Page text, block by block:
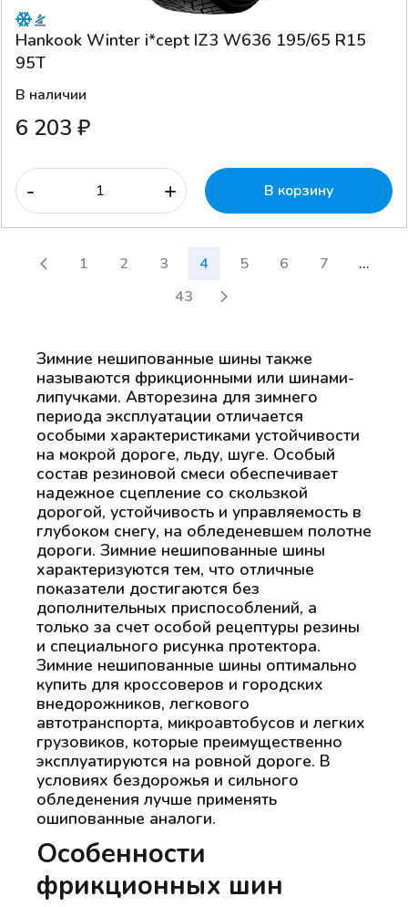
Hankook Winter i*cept IZ3 W636 195/65 R15
95T
В наличии
6 203 ₽
- + В корзину
1 2 3 4 5 6 7
...
43
Зимние нешипованные шины также
называются фрикционными или шинами-
липучками. Авторезина для зимнего
периода эксплуатации отличается
особыми характеристиками устойчивости
на мокрой дороге, льду, шуге. Особый
состав резиновой смеси обеспечивает
надежное сцепление со скользкой
дорогой, устойчивость и управляемость в
глубоком снегу, на обледеневшем полотне
дороги. Зимние нешипованные шины
характеризуются тем, что отличные
показатели достигаются без
дополнительных приспособлений, а
только за счет особой рецептуры резины
и специального рисунка протектора.
Зимние нешипованные шины оптимально
купить для кроссоверов и городских
внедорожников, легкового
автотранспорта, микроавтобусов и легких
грузовиков, которые преимущественно
эксплуатируются на ровной дороге. В
условиях бездорожья и сильного
обледенения лучше применять
ошипованные аналоги.
Особенности
фрикционных шин